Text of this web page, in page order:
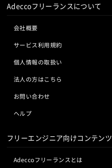
Adeccoフリーランスについて
会社概要
サービス利用規約
個人情報の取扱い
法人の方はこちら
お問い合わせ
ヘルプ
フリーエンジニア向けコンテンツ
Adeccoフリーランスとは